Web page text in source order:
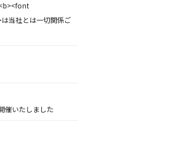
当社とは一切関係ご
いたしました